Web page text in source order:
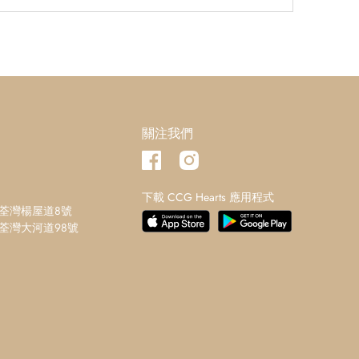
灣楊屋道8號
灣大河道98號
關注我們
下載 CCG Hearts 應用程式